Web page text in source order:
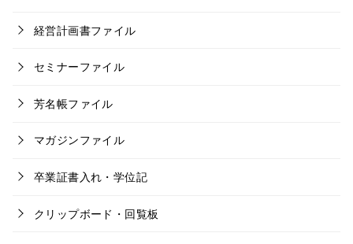
経営計画書ファイル
セミナーファイル
芳名帳ファイル
マガジンファイル
卒業証書入れ・学位記
クリップボード・回覧板